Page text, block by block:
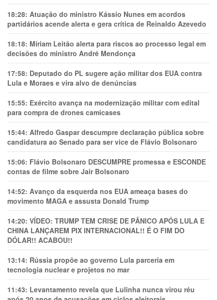
18:28: Atuação do ministro Kássio Nunes em acordos
partidários acende alerta e gera crítica de Reinaldo Azevedo
18:18: Míriam Leitão alerta para riscos ao processo legal em
decisões do ministro André Mendonça
17:58: Deputado do PL sugere ação militar dos EUA contra
Lula e Moraes e vira alvo de denúncias
15:55: Exército avança na modernização militar com edital
para compra de drones camicases
15:44: Alfredo Gaspar descumpre declaração pública sobre
candidatura ao Senado para ser vice de Flávio Bolsonaro
15:06: Flávio Bolsonaro DESCUMPRE promessa e ESCONDE
contas de filme sobre Jair Bolsonaro
14:52: Avanço da esquerda nos EUA ameaça bases do
movimento MAGA e assusta Donald Trump
14:20: VÍDEO: TRUMP TEM CRlSE DE PÂNlCO APÓS LULA E
CHINA LANÇAREM PIX INTERNACIONAL!! É O FIM DO
DÓLAR!! ACABOU!!
13:14: Rússia propõe ao governo Lula parceria em
tecnologia nuclear e projetos no mar
11:43: Levantamento revela que Lulinha nunca virou réu